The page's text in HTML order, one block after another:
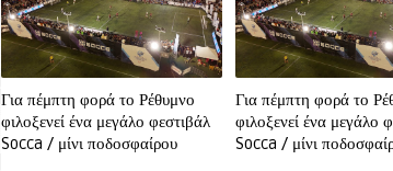
Για πέμπτη φορά το Ρέθυμνο
φιλοξενεί ένα μεγάλο φεστιβάλ
Socca / μίνι ποδοσφαίρου
Για πέμπτη φορά το
φιλοξενεί ένα μεγάλο
Socca / μίνι